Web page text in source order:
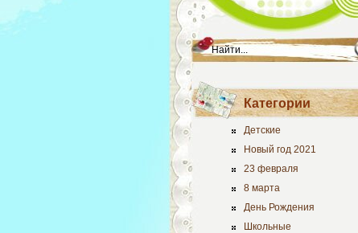
Категории
Детские
Новый год 2021
23 февраля
8 марта
День Рождения
Школьные